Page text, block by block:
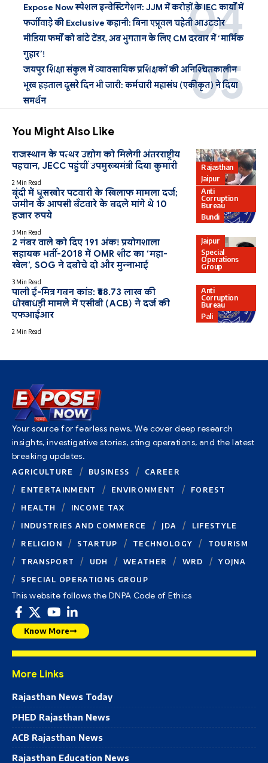
Expose Now स्पेशल इन्वेस्टिगेशन: JJM में करोड़ों के IEC कार्यों में
फर्जीवाड़े की Exclusive कहानी: बिना एप्रूवल चहेती आउटडोर
मीडिया फर्मों को बांटे टेंडर, अब भुगतान के लिए CM दरबार में ‘मार्मिक
गुहार’!
जयपुर शिक्षा संकुल में व्यावसायिक प्रशिक्षकों की अनिश्चितकालीन
भूख हड़ताल दूसरे दिन भी जारी: कर्मचारी महासंघ (एकीकृत) ने दिया
समर्थन
You Might Also Like
Rajasthan
Jaipur
राजस्थान के पत्थर उद्योग को मिलेगी अंतरराष्ट्रीय
पहचान, JECC पहुंचीं उपमुख्यमंत्री दिया कुमारी
2 Min Read
Anti
Corruption
Bureau
Bundi
बूंदी में घूसखोर पटवारी के खिलाफ मामला दर्ज;
जमीन के आपसी बँटवारे के बदले मांगे थे 10
हजार रुपये
3 Min Read
Jaipur
Special
Operations
Group
2 नंबर वाले को दिए 191 अंक! प्रयोगशाला
सहायक भर्ती-2018 में OMR शीट का ‘महा-
खेल’, SOG ने दबोचे दो और मुन्नाभाई
3 Min Read
Anti
Corruption
Bureau
Pali
पाली ई-मित्र गबन कांड: ₹68.73 लाख की
धोखाधड़ी मामले में एसीबी (ACB) ने दर्ज की
एफआईआर
2 Min Read
Your source for fearless news. We cover deep research
insights, investigative stories, sting operations, and the latest
breaking updates.
AGRICULTURE BUSINESS
CAREER
ENTERTAINMENT
ENVIRONMENT
FOREST
HEALTH
INCOME TAX
INDUSTRIES AND COMMERCE
JDA
LIFESTYLE
RELIGION
STARTUP TECHNOLOGY
TOURISM
TRANSPORT
UDH WEATHER WRD
YOJNA
SPECIAL OPERATIONS GROUP
This website follows the DNPA Code of Ethics
Know More
More Links
Rajasthan News Today
PHED Rajasthan News
ACB Rajasthan News
Rajasthan Education News